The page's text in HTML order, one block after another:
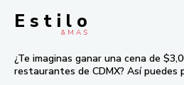
E s t i l o
& M À S
¿Te imaginas ganar una cena de
restaurantes de CDMX? Así puedes